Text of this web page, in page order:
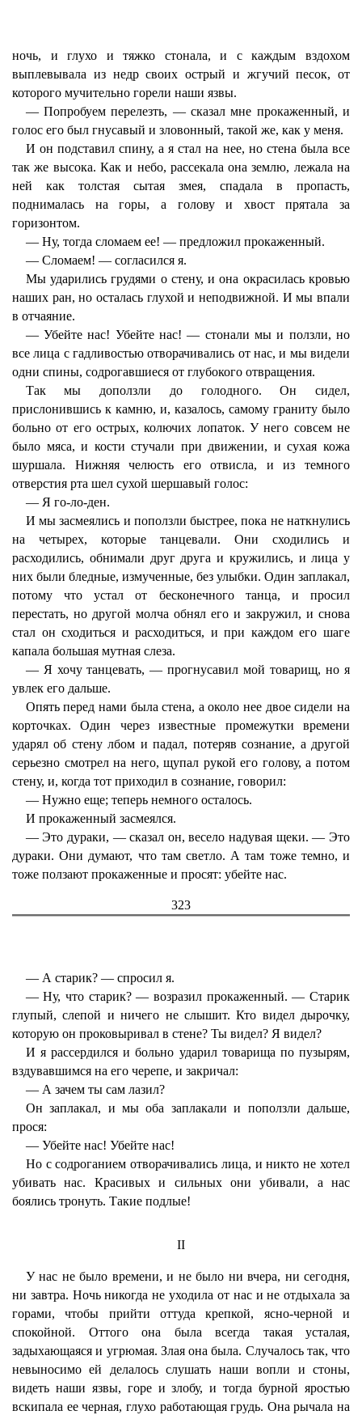
ночь, и глухо и тяжко стонала, и с каждым вздохом
выплевывала из недр своих острый и жгучий песок, от
которого мучительно горели наши язвы.
— Попробуем перелезть, — сказал мне прокаженный, и
голос его был гнусавый и зловонный, такой же, как у меня.
И он подставил спину, а я стал на нее, но стена была все
так же высока. Как и небо, рассекала она землю, лежала на
ней как толстая сытая змея, спадала в пропасть,
поднималась на горы, а голову и хвост прятала за
горизонтом.
— Ну, тогда сломаем ее! — предложил прокаженный.
— Сломаем! — согласился я.
Мы ударились грудями о стену, и она окрасилась кровью
наших ран, но осталась глухой и неподвижной. И мы впали
в отчаяние.
— Убейте нас! Убейте нас! — стонали мы и ползли, но
все лица с гадливостью отворачивались от нас, и мы видели
одни спины, содрогавшиеся от глубокого отвращения.
Так мы доползли до голодного. Он сидел,
прислонившись к камню, и, казалось, самому граниту было
больно от его острых, колючих лопаток. У него совсем не
было мяса, и кости стучали при движении, и сухая кожа
шуршала. Нижняя челюсть его отвисла, и из темного
отверстия рта шел сухой шершавый голос:
— Я го-ло-ден.
И мы засмеялись и поползли быстрее, пока не наткнулись
на четырех, которые танцевали. Они сходились и
расходились, обнимали друг друга и кружились, и лица у
них были бледные, измученные, без улыбки. Один заплакал,
потому что устал от бесконечного танца, и просил
перестать, но другой молча обнял его и закружил, и снова
стал он сходиться и расходиться, и при каждом его шаге
капала большая мутная слеза.
— Я хочу танцевать, — прогнусавил мой товарищ, но я
увлек его дальше.
Опять перед нами была стена, а около нее двое сидели на
корточках. Один через известные промежутки времени
ударял об стену лбом и падал, потеряв сознание, а другой
серьезно смотрел на него, щупал рукой его голову, а потом
стену, и, когда тот приходил в сознание, говорил:
— Нужно еще; теперь немного осталось.
И прокаженный засмеялся.
— Это дураки, — сказал он, весело надувая щеки. — Это
дураки. Они думают, что там светло. А там тоже темно, и
тоже ползают прокаженные и просят: убейте нас.
323
— А старик? — спросил я.
— Ну, что старик? — возразил прокаженный. — Старик
глупый, слепой и ничего не слышит. Кто видел дырочку,
которую он проковыривал в стене? Ты видел? Я видел?
И я рассердился и больно ударил товарища по пузырям,
вздувавшимся на его черепе, и закричал:
— А зачем ты сам лазил?
Он заплакал, и мы оба заплакали и поползли дальше,
прося:
— Убейте нас! Убейте нас!
Но с содроганием отворачивались лица, и никто не хотел
убивать нас. Красивых и сильных они убивали, а нас
боялись тронуть. Такие подлые!
II
У нас не было времени, и не было ни вчера, ни сегодня,
ни завтра. Ночь никогда не уходила от нас и не отдыхала за
горами, чтобы прийти оттуда крепкой, ясно-черной и
спокойной. Оттого она была всегда такая усталая,
задыхающаяся и угрюмая. Злая она была. Случалось так, что
невыносимо ей делалось слушать наши вопли и стоны,
видеть наши язвы, горе и злобу, и тогда бурной яростью
вскипала ее черная, глухо работающая грудь. Она рычала на